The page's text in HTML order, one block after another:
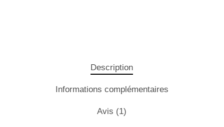
Description
Informations complémentaires
Avis (1)